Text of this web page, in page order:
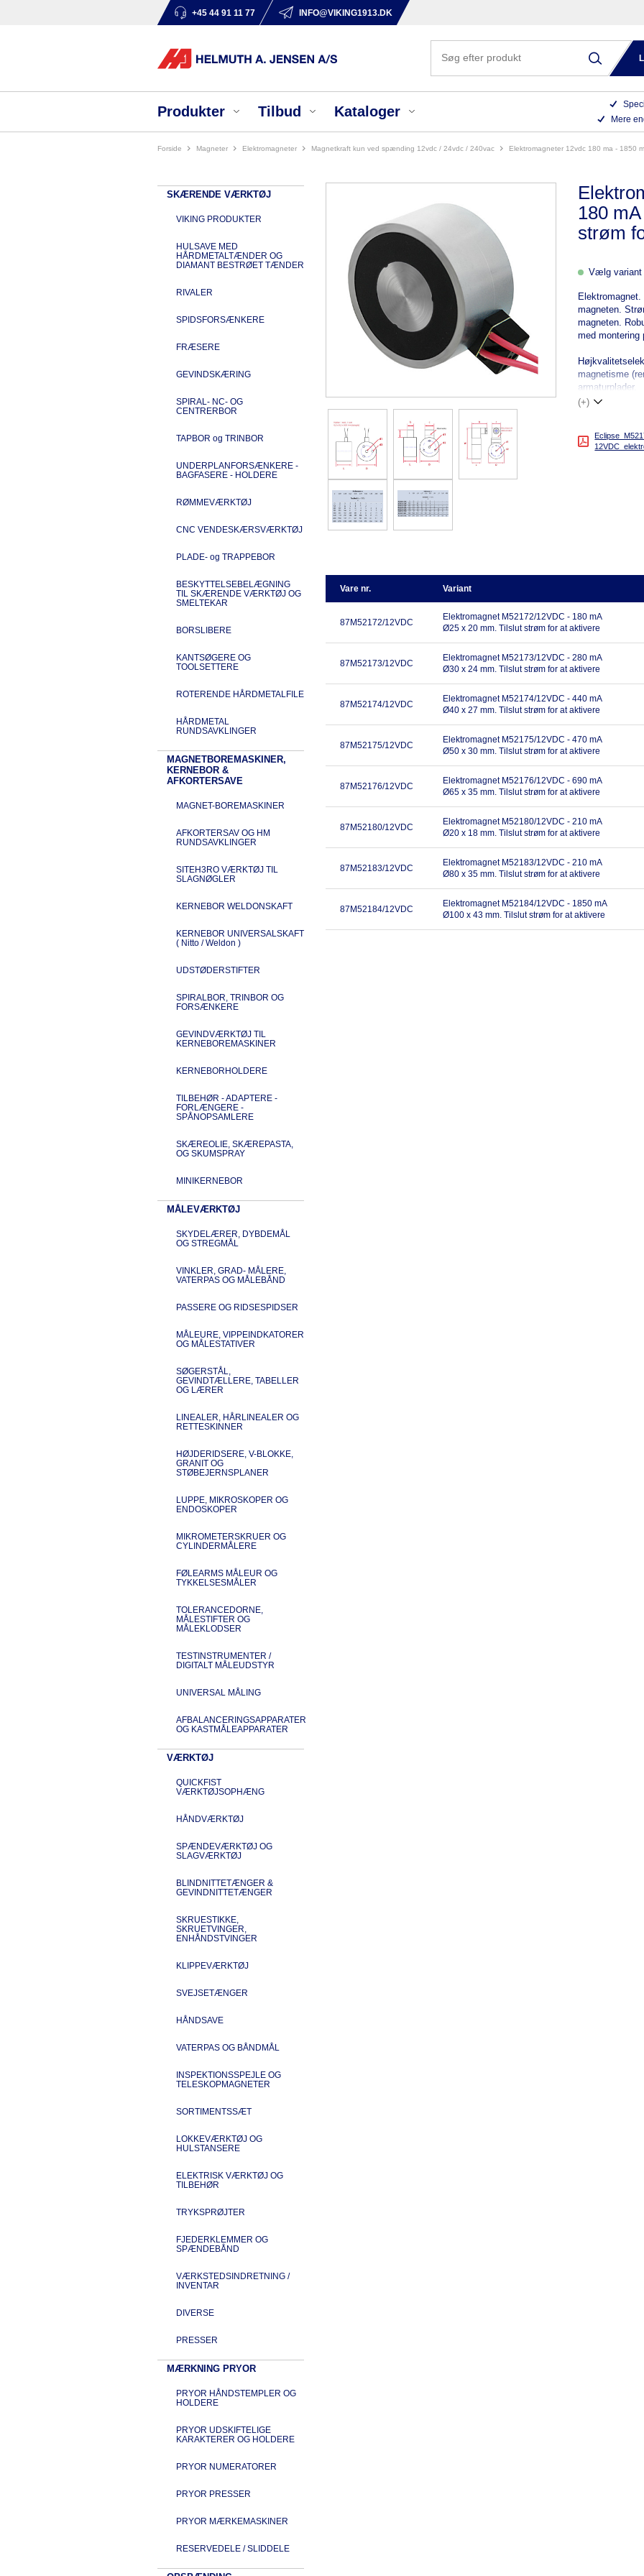
+45 44 91 11 77 INFO@VIKING1913.DK
Produkter Tilbud Kataloger
Mere
Forside magneter elektromagneter magnetkraft kun ved spænding 12vdc / 24vdc / 240vac elektromagneter 12vdc 180 ma - 1850
SKÆRENDE VÆRKTØJ
VIKING PRODUKTER
HULSAVE MED
HÅRDMETALTÆNDER OG
DIAMANT BESTRØET TÆNDER
RIVALER
SPIDSFORSÆNKERE
FRÆSERE
GEVINDSKÆRING
SPIRAL- NC- OG
CENTRERBOR
TAPBOR og TRINBOR
UNDERPLANFORSÆNKERE -
BAGFASERE - HOLDERE
RØMMEVÆRKTØJ
CNC VENDESKÆRSVÆRKTØJ
PLADE- og TRAPPEBOR
BESKYTTELSEBELÆGNING
TIL SKÆRENDE VÆRKTØJ OG
SMELTEKAR
BORSLIBERE
KANTSØGERE OG
TOOLSETTERE
ROTERENDE HÅRDMETALFILE
HÅRDMETAL
RUNDSAVKLINGER
MAGNETBOREMASKINER,
KERNEBOR &
AFKORTERSAVE
MAGNET-BOREMASKINER
AFKORTERSAV OG HM
RUNDSAVKLINGER
SITEH3RO VÆRKTØJ TIL
SLAGNØGLER
KERNEBOR WELDONSKAFT
KERNEBOR UNIVERSALSKAFT
( Nitto / Weldon )
UDSTØDERSTIFTER
SPIRALBOR, TRINBOR OG
FORSÆNKERE
GEVINDVÆRKTØJ TIL
KERNEBOREMASKINER
KERNEBORHOLDERE
TILBEHØR - ADAPTERE -
FORLÆNGERE -
SPÅNOPSAMLERE
SKÆREOLIE, SKÆREPASTA,
OG SKUMSPRAY
MINIKERNEBOR
MÅLEVÆRKTØJ
SKYDELÆRER, DYBDEMÅL
OG STREGMÅL
VINKLER, GRAD- MÅLERE,
VATERPAS OG MÅLEBÅND
PASSERE OG RIDSESPIDSER
MÅLEURE, VIPPEINDKATORER
OG MÅLESTATIVER
SØGERSTÅL,
GEVINDTÆLLERE, TABELLER
OG LÆRER
LINEALER, HÅRLINEALER OG
RETTESKINNER
HØJDERIDSERE, V-BLOKKE,
GRANIT OG
STØBEJERNSPLANER
LUPPE, MIKROSKOPER OG
ENDOSKOPER
MIKROMETERSKRUER OG
CYLINDERMÅLERE
FØLEARMS MÅLEUR OG
TYKKELSESMÅLER
TOLERANCEDORNE,
MÅLESTIFTER OG
MÅLEKLODSER
TESTINSTRUMENTER /
DIGITALT MÅLEUDSTYR
UNIVERSAL MÅLING
AFBALANCERINGSAPPARATER
OG KASTMÅLEAPPARATER
VÆRKTØJ
QUICKFIST
VÆRKTØJSOPHÆNG
HÅNDVÆRKTØJ
SPÆNDEVÆRKTØJ OG
SLAGVÆRKTØJ
BLINDNITTETÆNGER &
GEVINDNITTETÆNGER
SKRUESTIKKE,
SKRUETVINGER,
ENHÅNDSTVINGER
KLIPPEVÆRKTØJ
SVEJSETÆNGER
HÅNDSAVE
VATERPAS OG BÅNDMÅL
INSPEKTIONSSPEJLE OG
TELESKOPMAGNETER
SORTIMENTSSÆT
LOKKEVÆRKTØJ OG
HULSTANSERE
ELEKTRISK VÆRKTØJ OG
TILBEHØR
TRYKSPRØJTER
FJEDERKLEMMER OG
SPÆNDEBÅND
VÆRKSTEDSINDRETNING /
INVENTAR
DIVERSE
PRESSER
MÆRKNING PRYOR
PRYOR HÅNDSTEMPLER OG
HOLDERE
PRYOR UDSKIFTELIGE
KARAKTERER OG HOLDERE
PRYOR NUMERATORER
PRYOR PRESSER
PRYOR MÆRKEMASKINER
RESERVEDELE / SLIDDELE
180
strøm
Vælg variant
magneten.
magneten.
med montering
magnetisme
armaturplader.
(+)
Vare nr. Variant
87M52172/12VDC
Elektromagnet M52172/12VDC - 180 mA
Ø25 x 20 mm. Tilslut strøm for at aktivere
87M52173/12VDC
Elektromagnet M52173/12VDC - 280 mA
Ø30 x 24 mm. Tilslut strøm for at aktivere
87M52174/12VDC
Elektromagnet M52174/12VDC - 440 mA
Ø40 x 27 mm. Tilslut strøm for at aktivere
87M52175/12VDC
Elektromagnet M52175/12VDC - 470 mA
Ø50 x 30 mm. Tilslut strøm for at aktivere
87M52176/12VDC
Elektromagnet M52176/12VDC - 690 mA
Ø65 x 35 mm. Tilslut strøm for at aktivere
87M52180/12VDC
Elektromagnet M52180/12VDC - 210 mA
Ø20 x 18 mm. Tilslut strøm for at aktivere
87M52183/12VDC
Elektromagnet M52183/12VDC - 210 mA
Ø80 x 35 mm. Tilslut strøm for at aktivere
87M52184/12VDC
Elektromagnet M52184/12VDC - 1850 mA
Ø100 x 43 mm. Tilslut strøm for at aktivere